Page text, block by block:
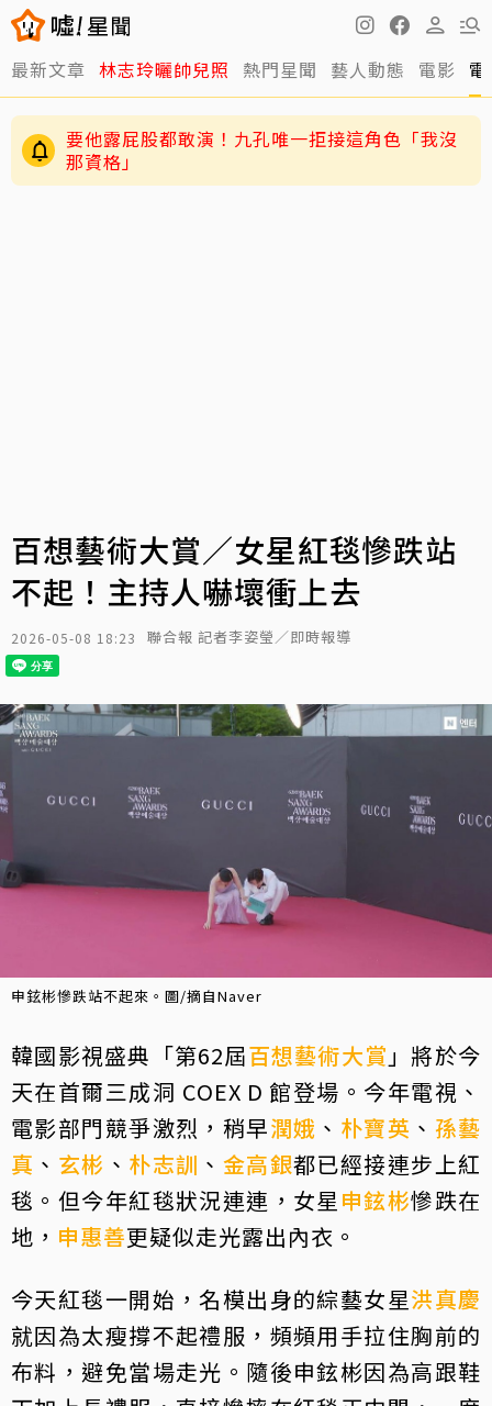
最新文章 林志玲曬帥兒照 熱門星聞 藝人動態 電影
要他露屁股都敢演！九孔唯一拒接這角色「我沒
那資格」
百想藝術大賞／女星紅毯慘跌站
不起！主持人嚇壞衝上去
2026-05-08 18:23 聯合報 記者李姿瑩／即時報導
申鉉彬慘跌站不起來。圖/摘自Naver
韓國影視盛典「第62屆百想藝術大賞 」將於今
天在首爾三成洞 COEX D 館登場。今年電視、
電影部門競爭激烈，稍早潤娥 、 朴寶英 、 孫藝
真 、 玄彬 、 朴志訓 、 金高銀都已經接連步上紅
毯。但今年紅毯狀況連連，女星 申鉉彬慘跌在
地， 申惠善更疑似走光露出內衣。
今天紅毯一開始，名模出身的綜藝女星洪真慶
就因為太瘦撐不起禮服，頻頻用手拉住胸前的
布料，避免當場走光。隨後申鉉彬因為高跟鞋